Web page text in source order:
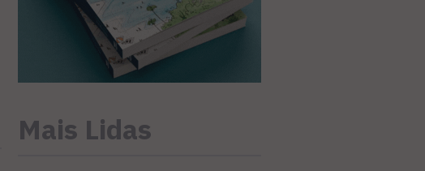
Mais Lidas